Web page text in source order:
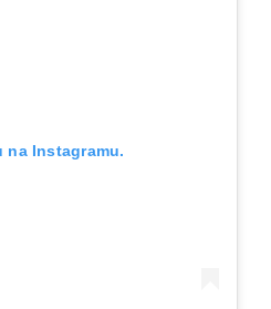
na Instagramu.